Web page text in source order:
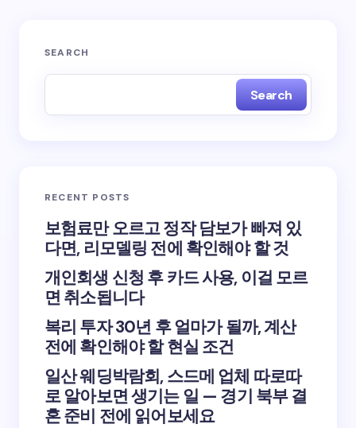
SEARCH
Search
RECENT POSTS
보험료만 오르고 정작 담보가 빠져 있
다면, 리모델링 전에 확인해야 할 것
개인회생 신청 후 카드 사용, 이걸 모르
면 취소됩니다
복리 투자 30년 후 얼마가 될까, 계산
전에 확인해야 할 현실 조건
일산 웨딩박람회, 스드메 업체 따로따
로 알아보면 생기는 일 — 경기 북부 결
혼 준비 전에 읽어보세요